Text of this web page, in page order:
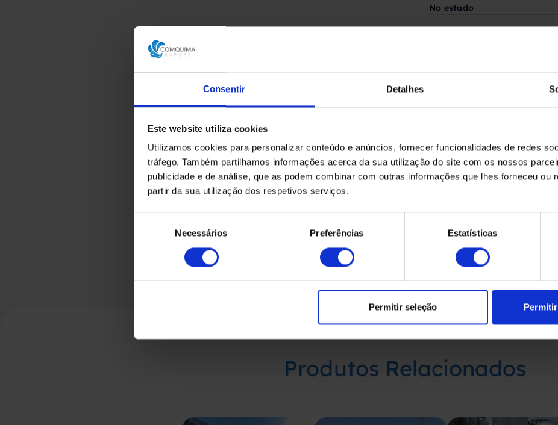
Consentir Detalhes
Este website utiliza cookies
Utilizamos cookies para personalizar conteúdo e anúncios, fornecer funcionalidades de redes
tráfego. Também partilhamos informações acerca da sua utilização do site com os nossos
publicidade e de análise, que as podem combinar com outras informações que lhes forneceu ou
partir da sua utilização dos respetivos serviços.
consentimento
Necessários Preferências Estatísticas
Permitir seleção
No estado
Solicite aqui o seu
Produtos Relacionados